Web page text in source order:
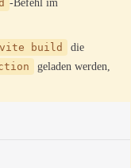
-Befehl im
vite build
die
geladen werden,